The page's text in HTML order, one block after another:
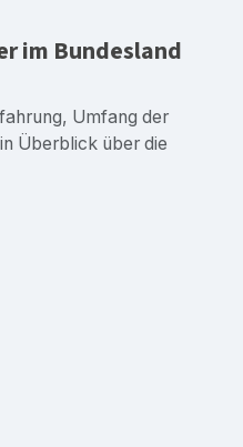
im Bundesland
Umfang der
Überblick über die